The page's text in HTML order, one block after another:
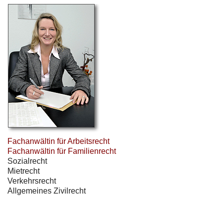
Fachanwältin für Arbeitsrecht
Fachanwältin für Familienrecht
Sozialrecht
Mietrecht
Verkehrsrecht
Allgemeines Zivilrecht